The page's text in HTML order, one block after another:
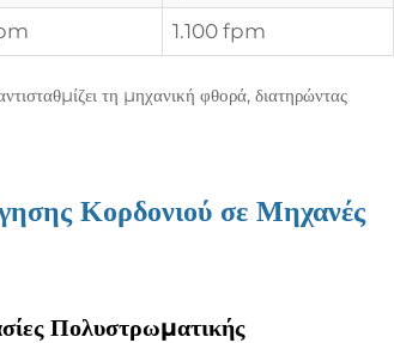
1.100 fpm
τη μηχανική φθορά, διατηρώντας
Κορδονιού σε Μηχανές
Πολυστρωματικής